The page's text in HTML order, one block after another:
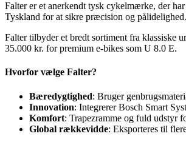
Falter er et anerkendt tysk cykelmærke, der
Tyskland for at sikre præcision og
Falter tilbyder et bredt sortiment fra klassiske
35.000 kr. for premium e-bikes som U 8.0 E.
Hvorfor vælge Falter?
Bæredygtighed: Bruger
Innovation: Integrerer Bosch Smart
Komfort: Trapezramme og fuld udstyr
Global rækkevidde: Eksporteres til